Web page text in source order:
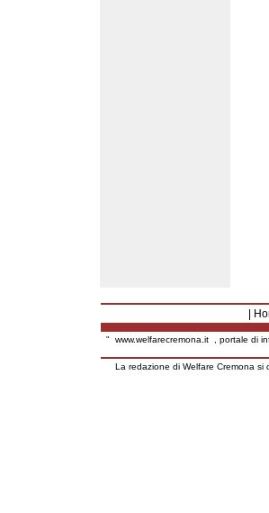
" www.welfarecremona.it, portale di
La redazione di Welfare Cremona